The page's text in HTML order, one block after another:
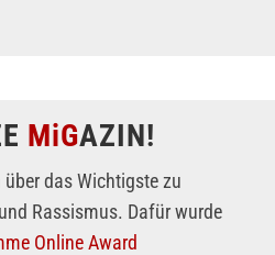
MiGAZIN!
das Wichtigste zu
Rassismus. Dafür wurde
Online Award